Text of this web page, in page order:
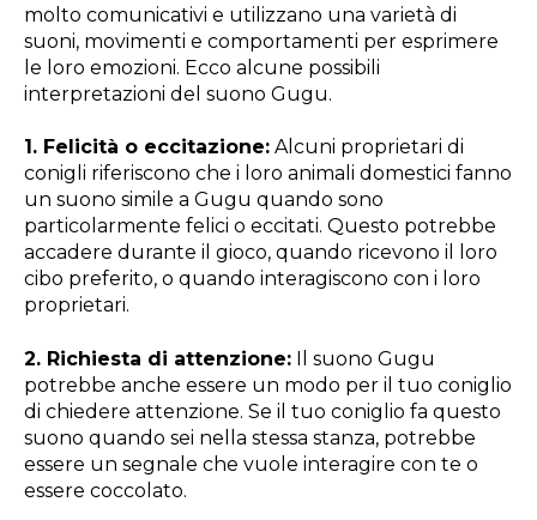
molto comunicativi e utilizzano una varietà di
suoni, movimenti e comportamenti per esprimere
le loro emozioni. Ecco alcune possibili
interpretazioni del suono Gugu.
1. Felicità o eccitazione: Alcuni proprietari di
conigli riferiscono che i loro animali domestici fanno
un suono simile a Gugu quando sono
particolarmente felici o eccitati. Questo potrebbe
accadere durante il gioco, quando ricevono il loro
cibo preferito, o quando interagiscono con i loro
proprietari.
2. Richiesta di attenzione: Il suono Gugu
potrebbe anche essere un modo per il tuo coniglio
di chiedere attenzione. Se il tuo coniglio fa questo
suono quando sei nella stessa stanza, potrebbe
essere un segnale che vuole interagire con te o
essere coccolato.